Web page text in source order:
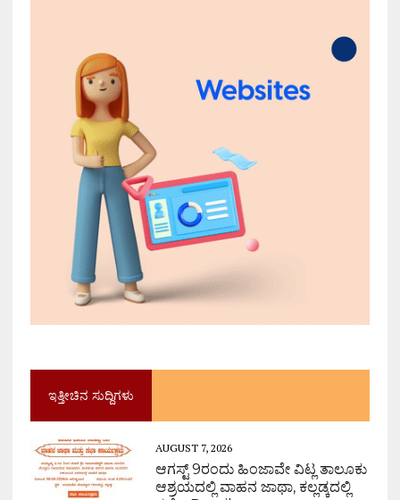
ಇತ್ತೀಚಿನ ಸುದ್ದಿಗಳು
AUGUST 7, 2026
ಆಗಸ್ಟ್ 9ರಂದು ಹಿಂಜಾವೇ ವಿಟ್ಲ ತಾಲೂಕು
ಆಶ್ರಯದಲ್ಲಿ ವಾಹನ ಜಾಥಾ, ಕಲ್ಲಡ್ಕದಲ್ಲಿ